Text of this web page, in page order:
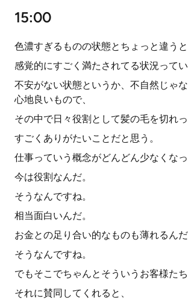
15:00
色濃すぎるものの状態とちょっと違うと
感覚的にすごく満たされてる状況ってい
不安がない状態というか、不自然じゃ
心地良いもので、
その中で日々役割として髪の毛を切れっ
すごくありがたいことだと思う。
仕事っていう概念がどんどん少なくなっ
今は役割なんだ。
そうなんですね。
相当面白いんだ。
お金との足り合い的なものも薄れるんだ
そうなんですね。
でもそこでちゃんとそういうお客様たち
それに賛同してくれると、